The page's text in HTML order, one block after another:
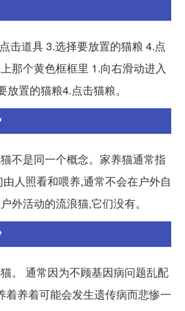
击道具 3.选择要放置的猫粮 4.点
那个黄色框框里 1.向右滑动进入
置的猫粮4.点击猫粮。
不是同一个概念。家养猫通常指
人照看和喂养,通常不会在户外自
外活动的流浪猫,它们没有。
。 通常因为不顾基因病问题乱配
着养着可能会发生遗传病而悲惨一